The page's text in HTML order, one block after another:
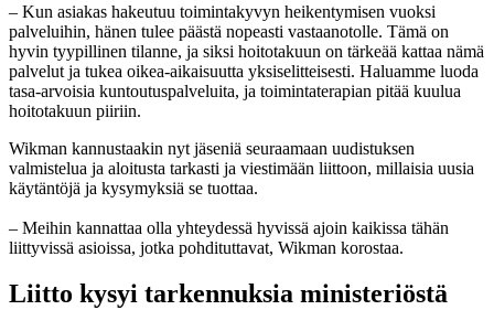
– Kun asiakas hakeutuu toimintakyvyn heikentymisen vuoksi
palveluihin, hänen tulee päästä nopeasti vastaanotolle. Tämä on
hyvin tyypillinen tilanne, ja siksi hoitotakuun on tärkeää kattaa nämä
palvelut ja tukea oikea-aikaisuutta yksiselitteisesti. Haluamme luoda
tasa-arvoisia kuntoutuspalveluita, ja toimintaterapian pitää kuulua
hoitotakuun piiriin.
Wikman kannustaakin nyt jäseniä seuraamaan uudistuksen
valmistelua ja aloitusta tarkasti ja viestimään liittoon, millaisia uusia
käytäntöjä ja kysymyksiä se tuottaa.
– Meihin kannattaa olla yhteydessä hyvissä ajoin kaikissa tähän
liittyvissä asioissa, jotka pohdituttavat, Wikman korostaa.
Liitto kysyi tarkennuksia ministeriöstä